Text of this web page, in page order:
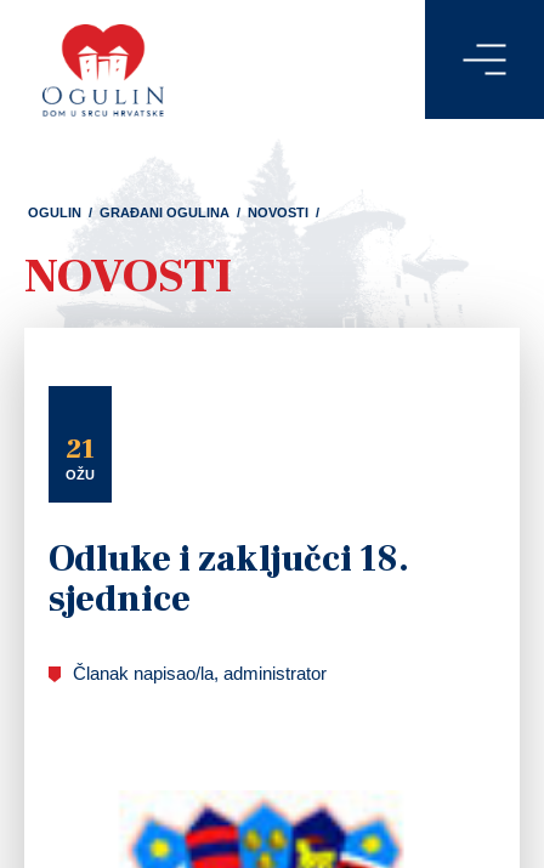
OGULIN / GRAĐANI OGULINA / NOVOSTI /
NOVOSTI
21
OŽU
Odluke i zaključci 18.
sjednice
Članak napisao/la, administrator